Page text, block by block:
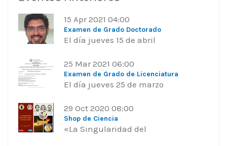
15 Apr 2021 04:00
Examen de Grado Doctorado
El día jueves 15 de abril
25 Mar 2021 06:00
Examen de Grado de Licenciatura
El día jueves 25 de marzo
29 Oct 2020 08:00
Shop de Ciencia
«La Singularidad del